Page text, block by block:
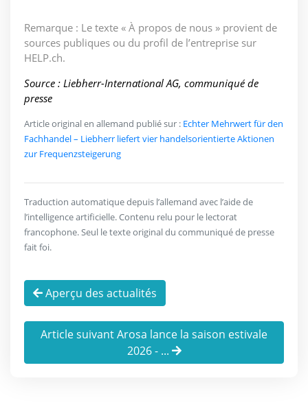
Remarque : Le texte « À propos de nous » provient de
sources publiques ou du profil de l’entreprise sur
HELP.ch.
Source : Liebherr-International AG, communiqué de
presse
Article original en allemand publié sur : Echter Mehrwert für den
Fachhandel – Liebherr liefert vier handelsorientierte Aktionen
zur Frequenzsteigerung
Traduction automatique depuis l’allemand avec l’aide de
l’intelligence artificielle. Contenu relu pour le lectorat
francophone. Seul le texte original du communiqué de presse
fait foi.
Aperçu des actualités
Article suivant Arosa lance la saison estivale
2026 - ...